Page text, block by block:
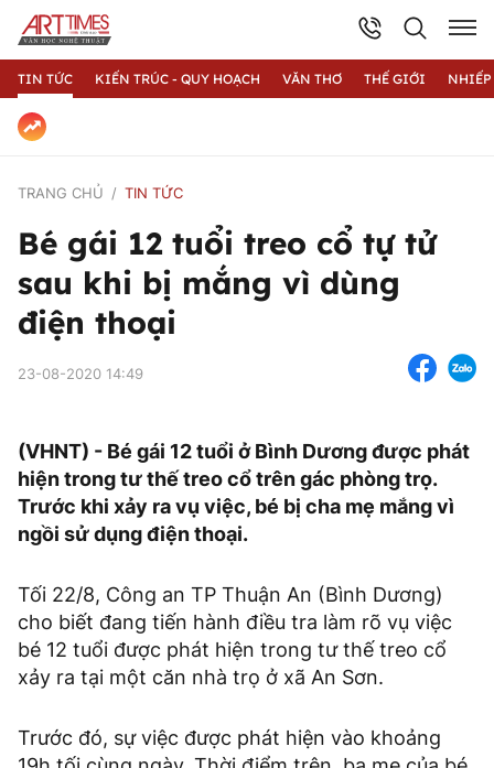
TIN TỨC KIẾN TRÚC - QUY HOẠCH VĂN THƠ THẾ GIỚI
TRANG CHỦ TIN TỨC
Bé gái 12 tuổi treo cổ tự tử
sau khi bị mắng vì dùng
điện thoại
23-08-2020 14:49
(VHNT) - Bé gái 12 tuổi ở Bình Dương được phát
hiện trong tư thế treo cổ trên gác phòng trọ.
Trước khi xảy ra vụ việc, bé bị cha mẹ mắng vì
ngồi sử dụng điện thoại.
Tối 22/8, Công an TP Thuận An (Bình Dương)
cho biết đang tiến hành điều tra làm rõ vụ việc
bé 12 tuổi được phát hiện trong tư thế treo cổ
xảy ra tại một căn nhà trọ ở xã An Sơn.
Trước đó, sự việc được phát hiện vào khoảng